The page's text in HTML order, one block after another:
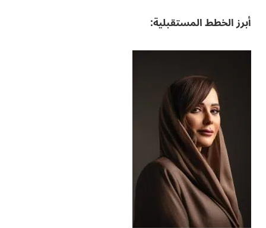
أبرز الخطط المستقبلية: